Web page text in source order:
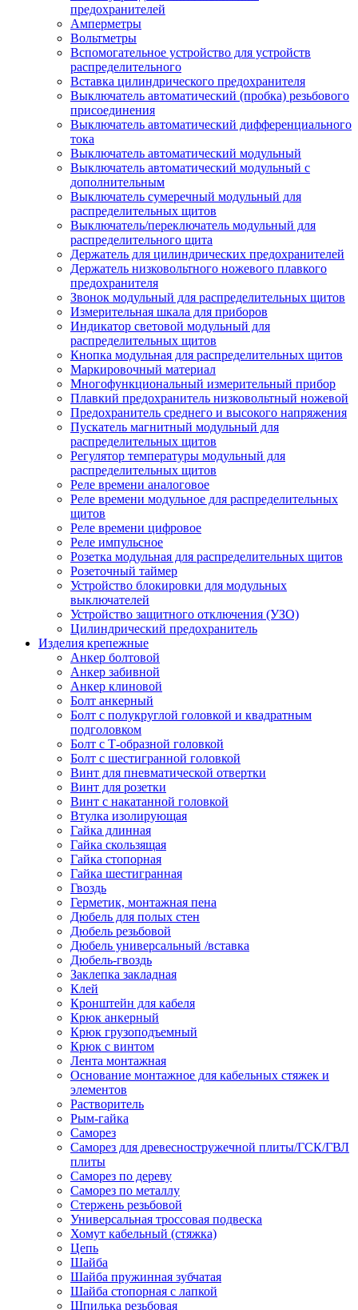
предохранителей
Амперметры
Вольтметры
Вспомогательное устройство для устройств
распределительного
Вставка цилиндрического предохранителя
Выключатель автоматический (пробка) резьбового
присоединения
Выключатель автоматический дифференциального
тока
Выключатель автоматический модульный
Выключатель автоматический модульный с
дополнительным
Выключатель сумеречный модульный для
распределительных щитов
Выключатель/переключатель модульный для
распределительного щита
Держатель для цилиндрических предохранителей
Держатель низковольтного ножевого плавкого
предохранителя
Звонок модульный для распределительных щитов
Измерительная шкала для приборов
Индикатор световой модульный для
распределительных щитов
Кнопка модульная для распределительных щитов
Маркировочный материал
Многофункциональный измерительный прибор
Плавкий предохранитель низковольтный ножевой
Предохранитель среднего и высокого напряжения
Пускатель магнитный модульный для
распределительных щитов
Регулятор температуры модульный для
распределительных щитов
Реле времени аналоговое
Реле времени модульное для распределительных
щитов
Реле времени цифровое
Реле импульсное
Розетка модульная для распределительных щитов
Розеточный таймер
Устройство блокировки для модульных
выключателей
Устройство защитного отключения (УЗО)
Цилиндрический предохранитель
Изделия крепежные
Анкер болтовой
Анкер забивной
Анкер клиновой
Болт анкерный
Болт с полукруглой головкой и квадратным
подголовком
Болт с Т-образной головкой
Болт с шестигранной головкой
Винт для пневматической отвертки
Винт для розетки
Винт с накатанной головкой
Втулка изолирующая
Гайка длинная
Гайка скользящая
Гайка стопорная
Гайка шестигранная
Гвоздь
Герметик, монтажная пена
Дюбель для полых стен
Дюбель резьбовой
Дюбель универсальный /вставка
Дюбель-гвоздь
Заклепка закладная
Клей
Кронштейн для кабеля
Крюк анкерный
Крюк грузоподъемный
Крюк с винтом
Лента монтажная
Основание монтажное для кабельных стяжек и
элементов
Растворитель
Рым-гайка
Саморез
Саморез для древесностружечной плиты/ГСК/ГВЛ
плиты
Саморез по дереву
Саморез по металлу
Стержень резьбовой
Универсальная троссовая подвеска
Хомут кабельный (стяжка)
Цепь
Шайба
Шайба пружинная зубчатая
Шайба стопорная с лапкой
Шпилька резьбовая